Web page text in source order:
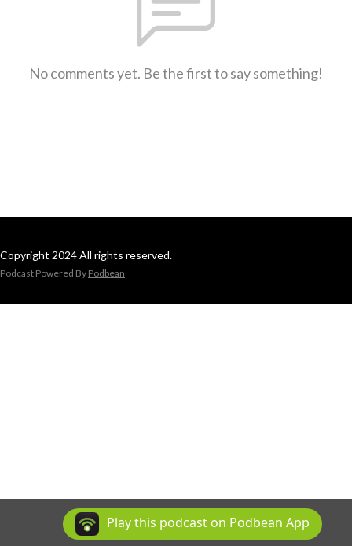
No comments yet. Be the first to say something!
Copyright 2024 All rights reserved.
Podcast Powered By Podbean
Play this podcast on Podbean App